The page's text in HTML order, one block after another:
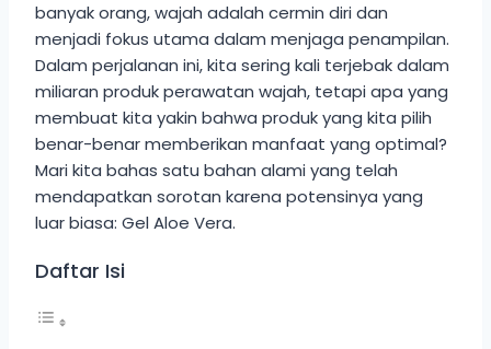
banyak orang, wajah adalah cermin diri dan
menjadi fokus utama dalam menjaga penampilan.
Dalam perjalanan ini, kita sering kali terjebak dalam
miliaran produk perawatan wajah, tetapi apa yang
membuat kita yakin bahwa produk yang kita pilih
benar-benar memberikan manfaat yang optimal?
Mari kita bahas satu bahan alami yang telah
mendapatkan sorotan karena potensinya yang
luar biasa: Gel Aloe Vera.
Daftar Isi